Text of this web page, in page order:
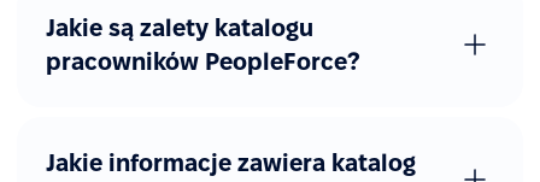
Jakie są zalety katalogu
pracowników PeopleForce?
Jakie informacje zawiera katalog